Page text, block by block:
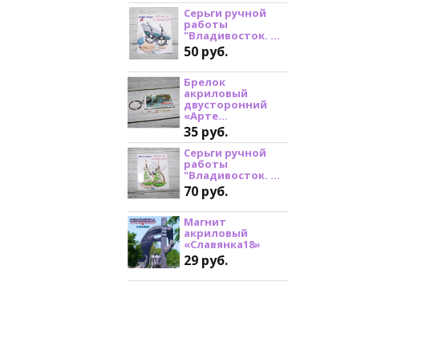
Серьги ручной
работы
"Владивосток. ...
50 руб.
Брелок
акриловый
двусторонний
«Арте...
35 руб.
Серьги ручной
работы
"Владивосток. ...
70 руб.
Магнит
акриловый
«Славянка18»
29 руб.